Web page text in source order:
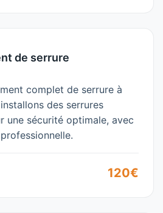
de serrure
complet de serrure à
des serrures
une sécurité optimale, avec
120€